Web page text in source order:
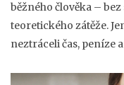
běžného člověka –
teoretického zátěže.
neztráceli čas, peníze